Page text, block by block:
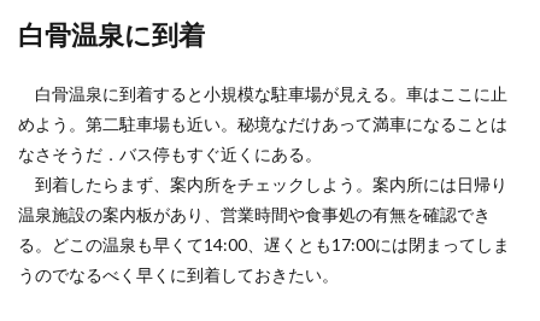
白骨温泉に到着
白骨温泉に到着すると小規模な駐車場が見える。車はここに止
めよう。第二駐車場も近い。秘境なだけあって満車になることは
なさそうだ．バス停もすぐ近くにある。
到着したらまず、案内所をチェックしよう。案内所には日帰り
温泉施設の案内板があり、営業時間や食事処の有無を確認でき
る。どこの温泉も早くて14:00、遅くとも17:00には閉まってしま
うのでなるべく早くに到着しておきたい。